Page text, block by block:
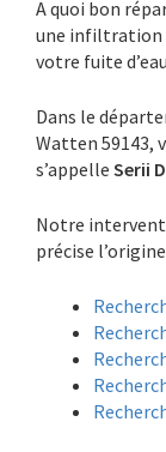
A quoi bon
une infiltration
votre fuite
Dans le
Watten 59143,
s’appelle Serii
Notre
précise